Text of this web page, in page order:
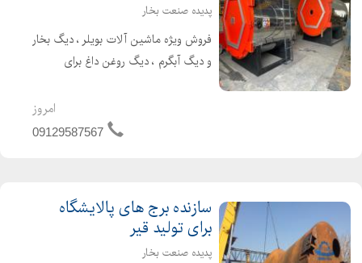
پدیده صنعت بخار
فروش ویژه ماشین آلات بویلر ، دیگ بخار
و دیگ آبگرم ، دیگ روغن داغ برای
صنایع نساجی قیمت مناسب کیفیت
امروز
09129587567
سازنده برج های پالایشگاه
برای تولید قیر
پدیده صنعت بخار